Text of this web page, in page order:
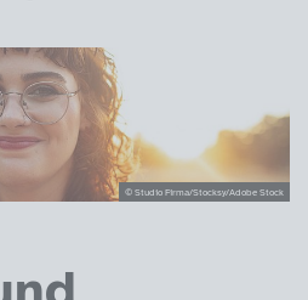
© Studio Firma/Stocksy/Adobe Stock